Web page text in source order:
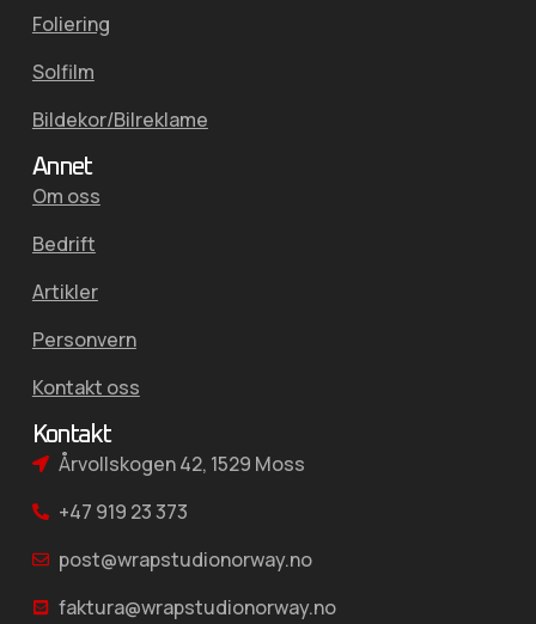
Foliering
Solfilm
Bildekor/Bilreklame
Annet
Om oss
Bedrift
Artikler
Personvern
Kontakt oss
Kontakt
Årvollskogen 42, 1529 Moss
+47 919 23 373
post@wrapstudionorway.no
faktura@wrapstudionorway.no